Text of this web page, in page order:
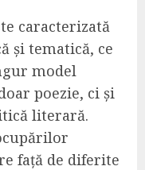
caracterizată
și tematică, ce
model
poezie, ci și
literară.
față de diferite